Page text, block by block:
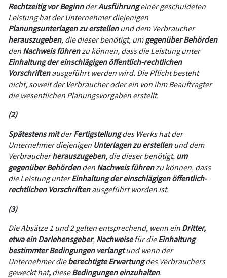
Rechtzeitig vor BeginnderAusführungeiner geschuldeten
Leistung hat der Unternehmer diejenigen
Planungsunterlagen zu erstellenund dem Verbraucher
herauszugeben, die dieser benötigt, umgegenüber Behörden
den Nachweis führenzu können, dass die Leistung unter
Einhaltung der einschlägigen öffentlich-rechtlichen
Vorschriftenausgeführt werden wird. Die Pflicht besteht
nicht, soweit der Verbraucher oder ein von ihm Beauftragter
die wesentlichen Planungsvorgaben erstellt.
(2)
Spätestens mitderFertigstellungdes Werks hat der
Unternehmer diejenigen Unterlagen zu erstellenund dem
Verbraucherherauszugeben, die dieser benötigt, um
gegenüber Behördenden Nachweis führenzu können, dass
die Leistung unterEinhaltung der einschlägigen öffentlich-
rechtlichen Vorschriftenausgeführt worden ist.
(3)
Die Absätze 1 und 2 gelten entsprechend, wenn ein Dritter,
etwa ein Darlehensgeber, Nachweisefür dieEinhaltung
bestimmter Bedingungen verlangtund wenn der
Unternehmer dieberechtigte Erwartungdes Verbrauchers
geweckt hat, dieseBedingungen einzuhalten.